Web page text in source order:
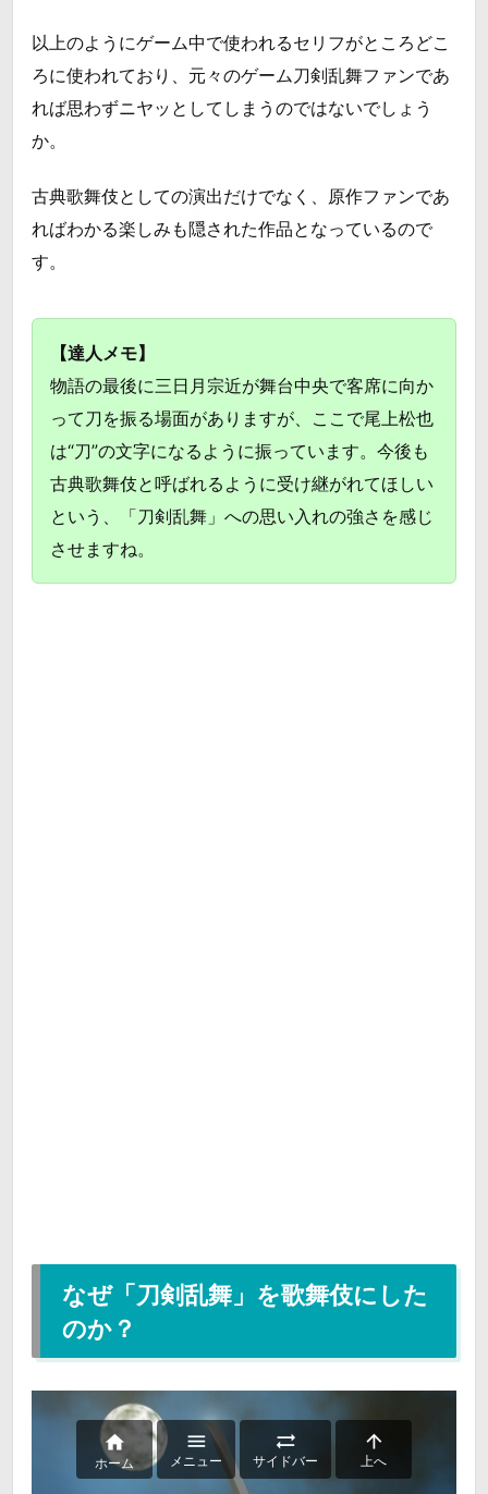
以上のようにゲーム中で使われるセリフがところどこ
ろに使われており、元々のゲーム刀剣乱舞ファンであ
れば思わずニヤッとしてしまうのではないでしょう
か。
古典歌舞伎としての演出だけでなく、原作ファンであ
ればわかる楽しみも隠された作品となっているので
す。
【達人メモ】
物語の最後に三日月宗近が舞台中央で客席に向か
って刀を振る場面がありますが、ここで尾上松也
は“刀”の文字になるように振っています。今後も
古典歌舞伎と呼ばれるように受け継がれてほしい
という、「刀剣乱舞」への思い入れの強さを感じ
させますね。
なぜ「刀剣乱舞」を歌舞伎にした
のか？

ホーム

メニュー

サイドバー

上へ